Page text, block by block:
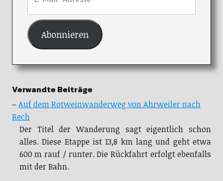
Abonnieren
Verwandte Beiträge
–Auf dem Rotweinwanderweg von Ahrweiler nach
Rech
Der Titel der Wanderung sagt eigentlich schon
alles. Diese Etappe ist 13,8 km lang und geht etwa
600 m rauf / runter. Die Rückfahrt erfolgt ebenfalls
mit der Bahn.